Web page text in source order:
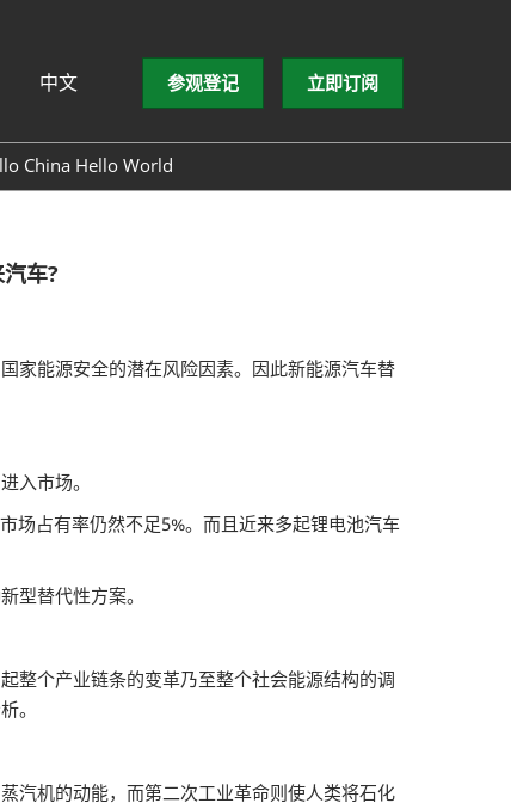
中文
参观登记 立即订阅
China Hello World
车?
能源安全的潜在风险因素。因此新能源汽车替
入市场。
占有率仍然不足5%。而且近来多起锂电池汽车
型替代性方案。
个产业链条的变革乃至整个社会能源结构的调
。
机的动能，而第二次工业革命则使人类将石化